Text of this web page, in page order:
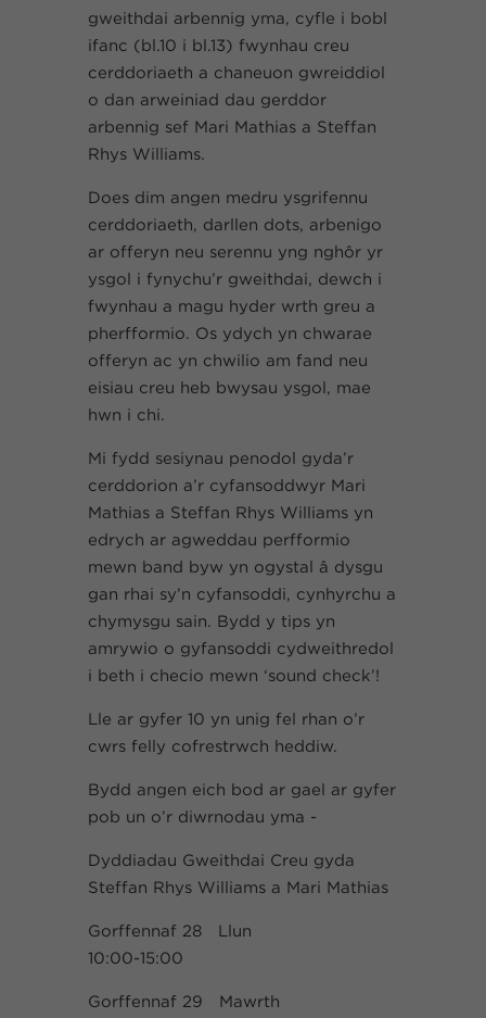
gweithdai arbennig yma, cyfle i bobl
ifanc (bl.10 i bl.13) fwynhau creu
cerddoriaeth a chaneuon gwreiddiol
o dan arweiniad dau gerddor
arbennig sef Mari Mathias a Steffan
Rhys Williams.
Does dim angen medru ysgrifennu
cerddoriaeth, darllen dots, arbenigo
ar offeryn neu serennu yng nghôr yr
ysgol i fynychu’r gweithdai, dewch i
fwynhau a magu hyder wrth greu a
pherfformio. Os ydych yn chwarae
offeryn ac yn chwilio am fand neu
eisiau creu heb bwysau ysgol, mae
hwn i chi.
Mi fydd sesiynau penodol gyda’r
cerddorion a’r cyfansoddwyr Mari
Mathias a Steffan Rhys Williams yn
edrych ar agweddau perfformio
mewn band byw yn ogystal â dysgu
gan rhai sy’n cyfansoddi, cynhyrchu a
chymysgu sain. Bydd y tips yn
amrywio o gyfansoddi cydweithredol
i beth i checio mewn ‘sound check’!
Lle ar gyfer 10 yn unig fel rhan o’r
cwrs felly cofrestrwch heddiw.
Bydd angen eich bod ar gael ar gyfer
pob un o’r diwrnodau yma -
Dyddiadau Gweithdai Creu gyda
Steffan Rhys Williams a Mari Mathias
Gorffennaf 28 Llun
10:00-15:00
Gorffennaf 29 Mawrth